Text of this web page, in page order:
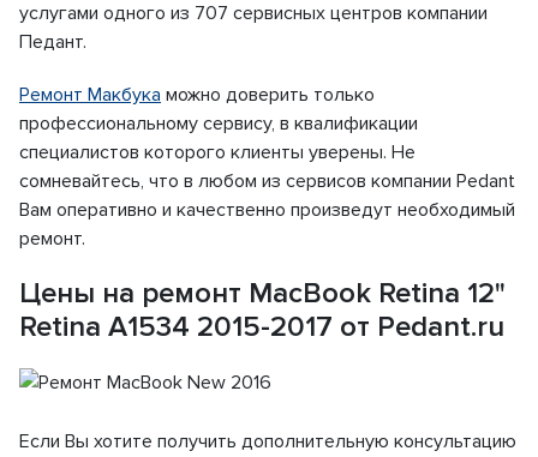
услугами одного из 707 сервисных центров компании
Педант.
Ремонт Макбука можно доверить только
профессиональному сервису, в квалификации
специалистов которого клиенты уверены. Не
сомневайтесь, что в любом из сервисов компании Pedant
Вам оперативно и качественно произведут необходимый
ремонт.
Цены на ремонт MacBook Retina 12"
Retina A1534 2015-2017 от Pedant.ru
Если Вы хотите получить дополнительную консультацию